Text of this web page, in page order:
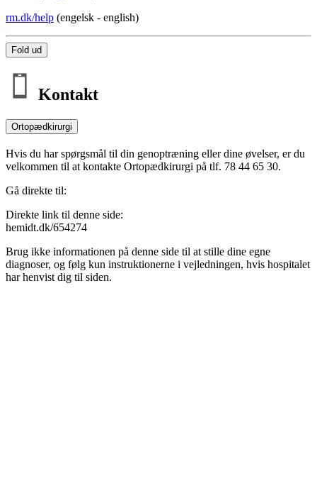
rm.dk/help (engelsk - english)
Fold ud
Kontakt
Ortopædkirurgi
Hvis du har spørgsmål til din genoptræning eller dine øvelser, er du
velkommen til at kontakte Ortopædkirurgi på tlf. 78 44 65 30.
Gå direkte til:
Direkte link til denne side:
hemidt.dk/654274
Brug ikke informationen på denne side til at stille dine egne
diagnoser, og følg kun instruktionerne i vejledningen, hvis hospitalet
har henvist dig til siden.